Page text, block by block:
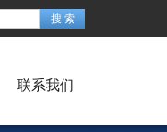
联系我们